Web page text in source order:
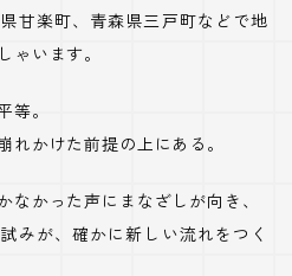
甘楽町、青森県三戸町などで地
います。
等。
かけた前提の上にある。
なかった声にまなざしが向き、
みが、確かに新しい流れをつく